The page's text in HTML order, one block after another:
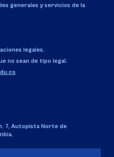
generales y servicios de la
legales.
no sean de tipo legal.
7, Autopista Norte de